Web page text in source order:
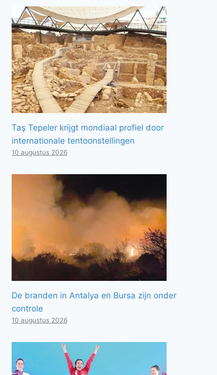
Taş Tepeler krijgt mondiaal profiel door
internationale tentoonstellingen
10 augustus 2026
De branden in Antalya en Bursa zijn onder
controle
10 augustus 2026